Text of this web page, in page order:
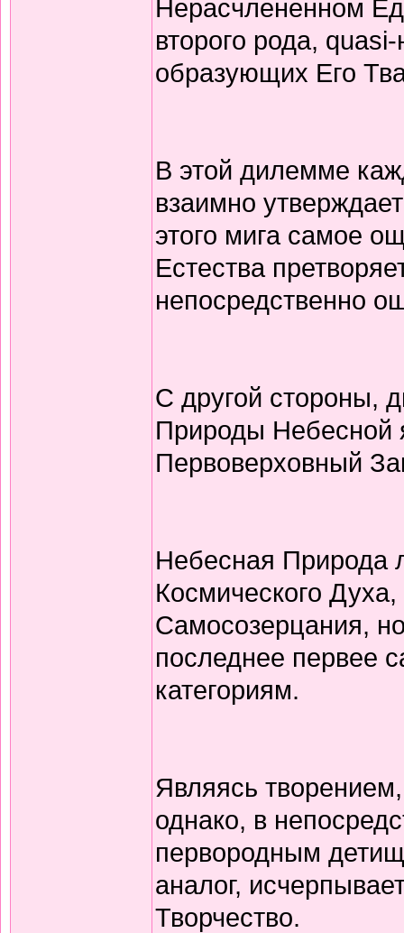
Нерасчлененном
второго рода,
образующих Его
В этой дилемме
взаимно
этого мига самое
Естества
непосредственно
С другой стороны,
Природы Небесной
Первоверховный
Небесная Природа
Космического
Самосозерцания,
последнее первее
категориям.
Являясь
однако, в
первородным
аналог,
Творчество.